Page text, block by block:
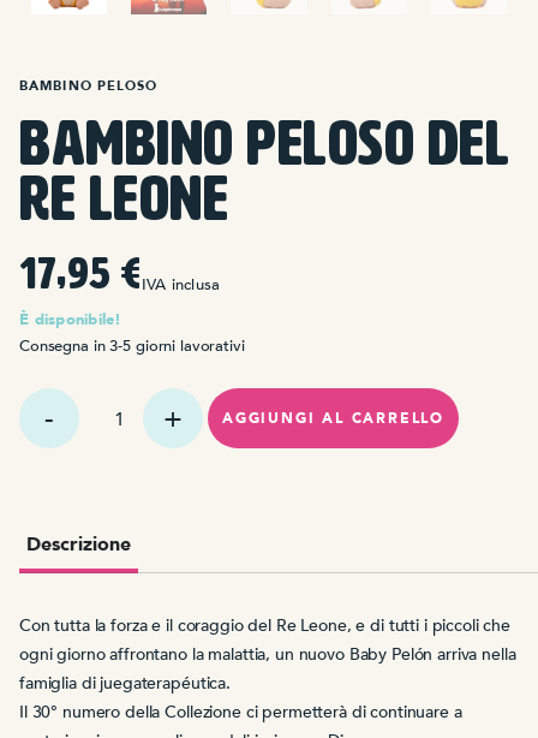
BAMBINO PELOSO
Bambino peloso del
Re Leone
17,95 €IVA inclusa
È disponibile!
Consegna in 3-5 giorni lavorativi
Quantità
Baby
Pelón
Rey
AGGIUNGI AL CARRELLO
Descrizione
Con tutta la forza e il coraggio del Re Leone, e di tutti i piccoli che
ogni giorno affrontano la malattia, un nuovo Baby Pelón arriva nella
famiglia di juegaterapéutica.
Il 30° numero della Collezione ci permetterà di continuare a